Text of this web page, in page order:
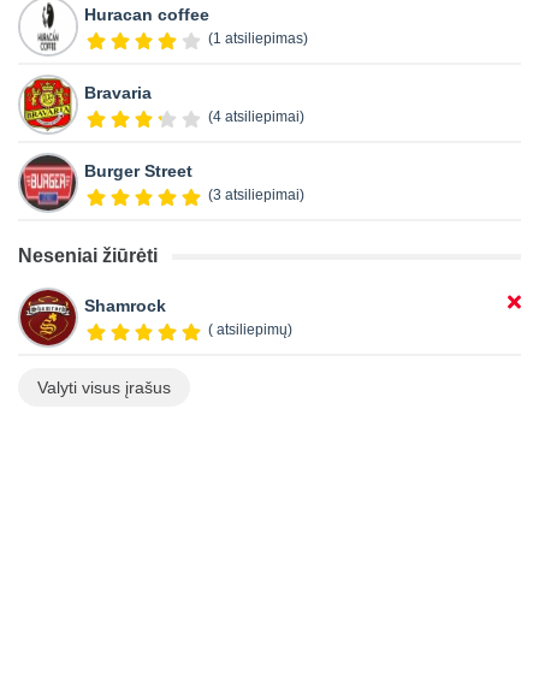
Huracan coffee
(1 atsiliepimas)
Bravaria
(4 atsiliepimai)
Burger Street
(3 atsiliepimai)
Neseniai žiūrėti
Shamrock
( atsiliepimų)
Valyti visus įrašus